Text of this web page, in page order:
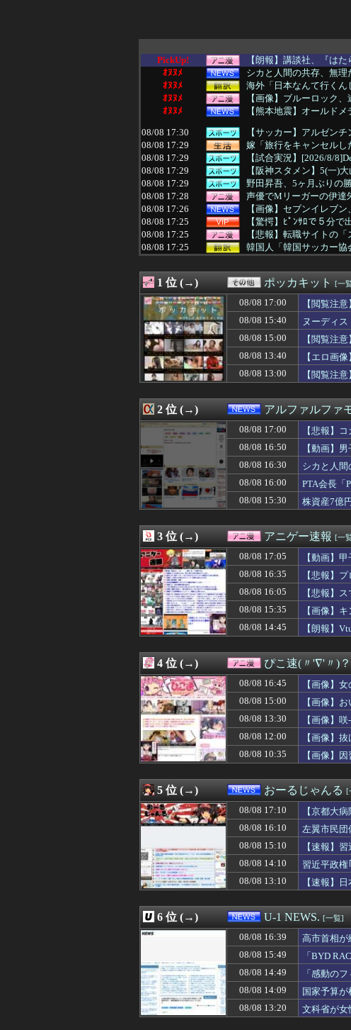
PickUp!
【朗報】講談社、『は
ｵﾇﾇﾒ
シカと人間の共存、無
ｵﾇﾇﾒ
海外「日本なんて行く
ｵﾇﾇﾒ
【画像】ブルーロック
ｵﾇﾇﾒ
【熊本地震】オールド
08/08 17:30
【サッカー】アルゼン
08/08 17:29
嫁「旅行をキャンセルし
08/08 17:29
【試合実況】[2026/8/
08/08 17:29
【阪神スタメン】5(一
08/08 17:29
野田昇吾、5ヶ月ぶりの
08/08 17:28
声優でMリーガーの伊達
08/08 17:26
【画像】セブンイレブ
08/08 17:25
【驚愕】ﾋﾟﾝｻﾛで５分
08/08 17:25
【悲報】転職サイトの
08/08 17:25
韓国人「韓国サッカー協
08/08 17:24
【JT杯】斎藤慎太郎八
08/08 17:22
【衝撃】テレビ大好き高
08/08 17:18
【悲報】秋田県、オイル
08/08 17:18
【朗報】高市政権、「
08/08 17:18
【悲報】ナルト「娘の
08/08 17:15
【朗報】全盛期の香川
08/08 17:15
単身赴任のはずの旦那の
08/08 17:13
エネス・フリーダムとロ
08/08 17:12
【困惑】「世界の売春婦
08/08 17:12
【驚愕】悠仁さまがも
08/08 17:10
【競馬】「デカすぎ」
08/08 17:10
【画像あり】美容師「…
08/08 17:10
【速報】モーニング娘。
08/08 17:10
【悲報】菊地姫奈ちゃ
08/08 17:10
【名探偵プリキュア】旅
08/08 17:10
【京都大病院】誤って正
08/08 17:09
【開幕】尾丸ポルカが
08/08 17:09
【悲報】欧州サッカー
08/08 17:06
【画像】全ての太もも
08/08 17:06
【悲報】伊集院光さん「
08/08 17:06
アラブ首長国連邦「秋田
08/08 17:06
床屋さんごっこと言って
08/08 17:05
【画像】「テニスの王
08/08 17:05
【画像】廃墟化したレン
08/08 17:05
弁当屋「消費税減税し
08/08 17:05
【動画】甲子園の女性審
08/08 17:05
PlayStationのキャラクタ
08/08 17:03
ポイント残高への言いが
08/08 17:03
日本の写真加工アプリ運
08/08 17:02
👴"テレビ大好き"高齢者
08/08 17:02
【画像】のんさん(31)の
08/08 17:00
にこ「ケーキを作ってき
08/08 17:00
【悲報】コカコーラ240
08/08 17:00
PTA会長「PTA参加拒否
08/08 17:00
【艦これ】E3-4はじめ
08/08 17:00
「宝くじの1番賢い買い
08/08 17:00
【動画】タイのティパ
08/08 17:00
【ラブライブ】海未「人
08/08 17:00
【悲報】競艇に8億6000
08/08 17:00
スパロボ信者「Vチュー
冷やし中華めんどくさか
08/08 17:00
【ラブライブ！】
08/08 17:00
初の日本代表で感情爆発
08/08 17:00
五百城茉央、太ももが性
08/08 17:00
【遊戯王OCG情報】「古
08/08 17:00
外国人「なぜ未だに日本
08/08 17:00
安藤萌々アナ セクシー
08/08 17:00
【艦これ】E4甲モガ切
【海外の反応】中国が
08/08 17:00
韓国人「17億ウォンの
08/08 17:00
【閲覧注意】イスラム教
08/08 17:00
チー牛がイキり出した時
08/08 17:00
ラスボス戦が好きなゲー
08/08 16:59
ファン付き作業着使用
1 位 (→) ポッカキット [一
08/08 17:00
【閲覧注
08/08 15:40
ヌーディ
08/08 15:00
【閲覧注
08/08 13:40
【エロ画
08/08 13:00
【閲覧注
2 位 (→) アルファルファ
08/08 17:00
【悲報】
08/08 16:50
【動画】
【
08/08 16:30
シカと人
08/08 16:00
PTA会長「
08/08 15:30
株資産7億
3 位 (→) アニゲー速報 [一
08/08 17:05
【動画】
08/08 16:35
【悲報】
08/08 16:05
【悲報】
08/08 15:35
【画像】
08/08 14:45
【朗報】
4 位 (→) ぴこ速(〃'∇'〃)？
08/08 16:45
【画像】
08/08 15:00
【画像】
08/08 13:30
【画像】
08/08 12:00
【画像】
08/08 10:35
【画像】
5 位 (→) おーるじゃんる [
08/08 17:10
【京都大
08/08 16:10
左翼市民団
シらが広
08/08 15:10
【速報】
撃！
08/08 14:10
習近平政
08/08 13:10
【速報】
6 位 (→) U-1 NEWS. [一覧]
08/08 16:39
高市首相
受けまく
08/08 15:49
「BYD
08/08 14:49
「感動の
に……
08/08 14:09
国家予算
る……
08/08 13:20 文科省が